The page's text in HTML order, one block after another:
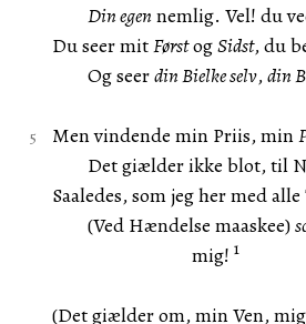
Din egen nemlig. Vel! du
Du seer mitFørstogSidst, du
Og seerdin Bielke selv,din
Men vindende min Priis, min
Det giælder ikke blot, til
Saaledes, som jeg her med
(Ved Hændelse maaskee)
mig! 1
(Det giælder om, min Ven,